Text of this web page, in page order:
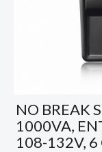
NO BREAK
1000VA,
108-132V, 6